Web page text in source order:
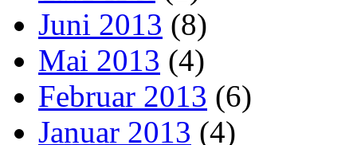
Juni 2013 (8)
Mai 2013 (4)
Februar 2013 (6)
Januar 2013 (4)